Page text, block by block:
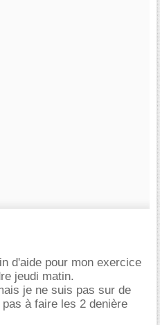
d'aide pour mon exercice
jeudi matin.
je ne suis pas sur de
à faire les 2 denière